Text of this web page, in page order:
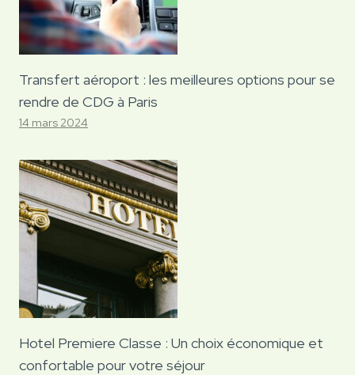
Transfert aéroport : les meilleures options pour se
rendre de CDG à Paris
14 mars 2024
Hotel Premiere Classe : Un choix économique et
confortable pour votre séjour